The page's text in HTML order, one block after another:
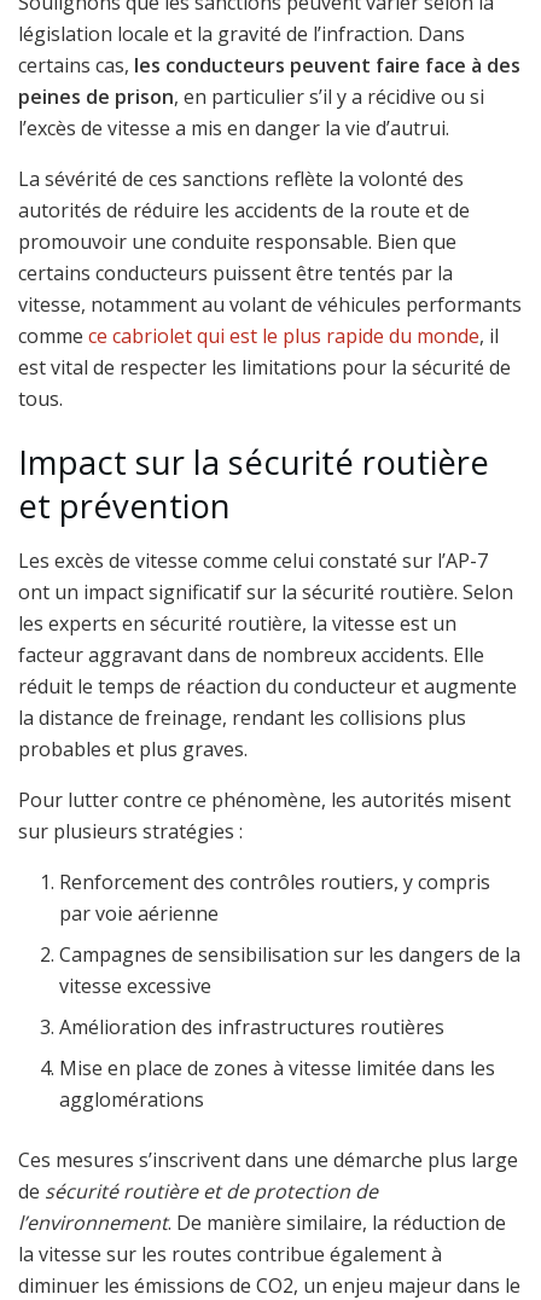
législation locale et la gravité de l’infraction. Dans
certains cas, les conducteurs peuvent faire face à des
peines de prison, en particulier s’il y a récidive ou si
l’excès de vitesse a mis en danger la vie d’autrui.
La sévérité de ces sanctions reflète la volonté des
autorités de réduire les accidents de la route et de
promouvoir une conduite responsable. Bien que
certains conducteurs puissent être tentés par la
vitesse, notamment au volant de véhicules performants
comme ce cabriolet qui est le plus rapide du monde, il
est vital de respecter les limitations pour la sécurité de
tous.
Impact sur la sécurité routière
et prévention
Les excès de vitesse comme celui constaté sur l’AP-7
ont un impact significatif sur la sécurité routière. Selon
les experts en sécurité routière, la vitesse est un
facteur aggravant dans de nombreux accidents. Elle
réduit le temps de réaction du conducteur et augmente
la distance de freinage, rendant les collisions plus
probables et plus graves.
Pour lutter contre ce phénomène, les autorités misent
sur plusieurs stratégies :
Renforcement des contrôles routiers, y compris
par voie aérienne
Campagnes de sensibilisation sur les dangers de la
vitesse excessive
Amélioration des infrastructures routières
Mise en place de zones à vitesse limitée dans les
agglomérations
Ces mesures s’inscrivent dans une démarche plus large
de sécurité routière et de protection de
l’environnement. De manière similaire, la réduction de
la vitesse sur les routes contribue également à
diminuer les émissions de CO2, un enjeu majeur dans le